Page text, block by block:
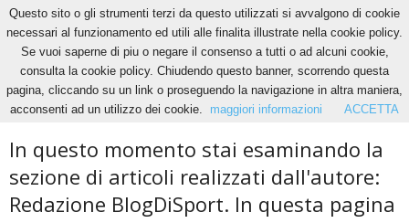
Home Autori Articoli di Redazione BlogDiSport
Redazione BlogDiSport — Pagina 3
In questo momento stai esaminando la
sezione di articoli realizzati dall'autore:
Redazione BlogDiSport. In questa pagina
Questo sito o gli strumenti terzi da questo utilizzati si avvalgono di cookie
necessari al funzionamento ed utili alle finalita illustrate nella cookie policy.
Se vuoi saperne di piu o negare il consenso a tutti o ad alcuni cookie,
consulta la cookie policy. Chiudendo questo banner, scorrendo questa
pagina, cliccando su un link o proseguendo la navigazione in altra maniera,
acconsenti ad un utilizzo dei cookie.
maggiori informazioni ACCETTA